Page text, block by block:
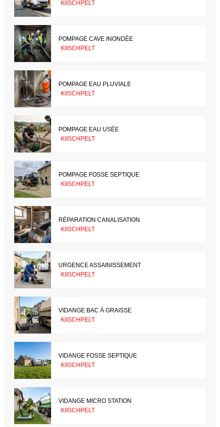
KIISCHPELT
POMPAGE CAVE INONDÉE
KIISCHPELT
POMPAGE EAU PLUVIALE
KIISCHPELT
POMPAGE EAU USÉE
KIISCHPELT
POMPAGE FOSSE SEPTIQUE
KIISCHPELT
RÉPARATION CANALISATION
KIISCHPELT
URGENCE ASSAINISSEMENT
KIISCHPELT
VIDANGE BAC À GRAISSE
KIISCHPELT
VIDANGE FOSSE SEPTIQUE
KIISCHPELT
VIDANGE MICRO STATION
KIISCHPELT